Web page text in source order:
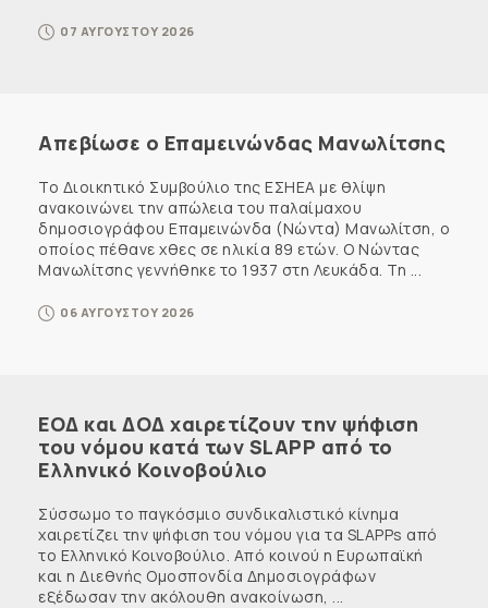
07 ΑΥΓΟΥΣΤΟΥ 2026
Απεβίωσε ο Επαμεινώνδας Μανωλίτσης
Το Διοικητικό Συμβούλιο της ΕΣΗΕΑ με θλίψη
ανακοινώνει την απώλεια του παλαίμαχου
δημοσιογράφου Επαμεινώνδα (Νώντα) Μανωλίτση, ο
οποίος πέθανε χθες σε ηλικία 89 ετών. Ο Νώντας
Μανωλίτσης γεννήθηκε το 1937 στη Λευκάδα. Τη ...
06 ΑΥΓΟΥΣΤΟΥ 2026
ΕΟΔ και ΔΟΔ χαιρετίζουν την ψήφιση
του νόμου κατά των SLAPP από το
Ελληνικό Κοινοβούλιο
Σύσσωμο το παγκόσμιο συνδικαλιστικό κίνημα
χαιρετίζει την ψήφιση του νόμου για τα SLAPPs από
το Ελληνικό Κοινοβούλιο. Από κοινού η Ευρωπαϊκή
και η Διεθνής Ομοσπονδία Δημοσιογράφων
εξέδωσαν την ακόλουθη ανακοίνωση, ...